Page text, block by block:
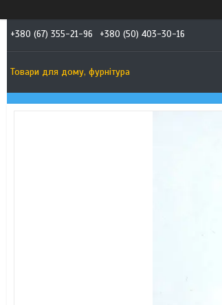
+380 (67) 355-21-96 +380 (50) 403-30-16
Товари для дому, фурнітура